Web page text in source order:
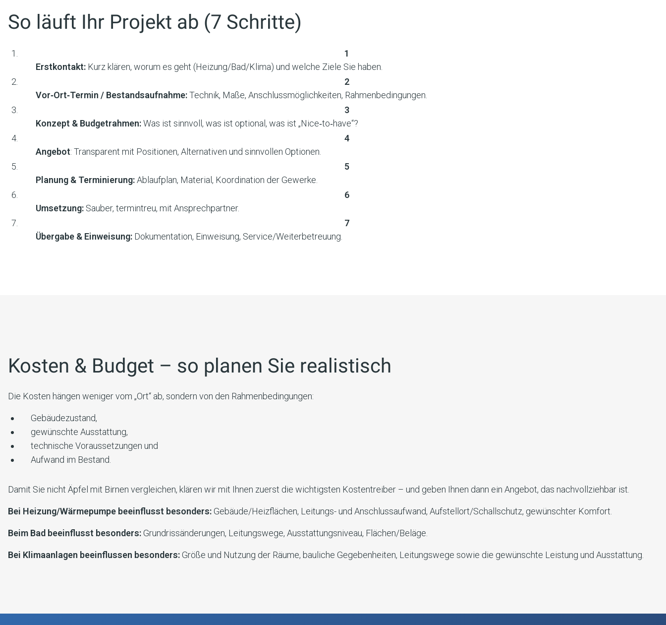
So läuft Ihr Projekt ab (7 Schritte)
Erstkontakt: Kurz klären, worum es geht (Heizung/Bad/Klima) und welche Ziele Sie haben.
Vor‑Ort‑Termin / Bestandsaufnahme:Technik, Maße, Anschlussmöglichkeiten, Rahmenbedingungen.
Konzept & Budgetrahmen:Was ist sinnvoll, was ist optional, was ist „Nice‑to‑have“?
Angebot: Transparent mit Positionen, Alternativen und sinnvollen Optionen.
Planung & Terminierung:Ablaufplan, Material, Koordination der Gewerke.
Umsetzung: Sauber, termintreu, mit Ansprechpartner.
Übergabe & Einweisung:Dokumentation, Einweisung, Service/Weiterbetreuung.
Kosten & Budget – so planen Sie realistisch
Die Kosten hängen weniger vom „Ort“ ab, sondern von den Rahmenbedingungen:
Gebäudezustand,
gewünschte Ausstattung,
technische Voraussetzungen und
Aufwand im Bestand.
Damit Sie nicht Äpfel mit Birnen vergleichen, klären wir mit Ihnen zuerst die wichtigsten Kostentreiber – und geben Ihnen dann ein Angebot, das nachvollziehbar ist.
Bei Heizung/Wärmepumpe beeinflusst besonders:Gebäude/Heizflächen, Leitungs- und Anschlussaufwand, Aufstellort/Schallschutz, gewünschter Komfort.
Beim Bad beeinflusst besonders:Grundrissänderungen, Leitungswege, Ausstattungsniveau, Flächen/Beläge.
Bei Klimaanlagen beeinflussen besonders:Größe und Nutzung der Räume, bauliche Gegebenheiten, Leitungswege sowie die gewünschte Leistung und Ausstattung.